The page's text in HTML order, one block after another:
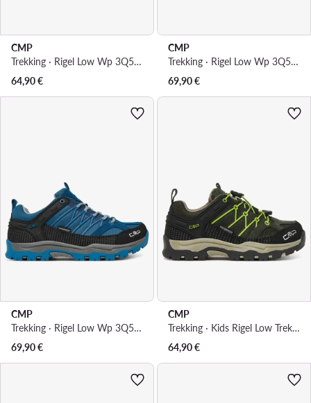
CMP
Trekking · Rigel Low Wp 3Q54554 · Siva
64,90€
CMP
Trekking · Rigel Low Wp 3Q54554J · Tamnoplava
69,90€
CMP
Trekking · Rigel Low Wp 3Q54554J · Plava
69,90€
CMP
Trekking · Kids Rigel Low Trekking Wp 3Q54554 · Zelena
64,90€